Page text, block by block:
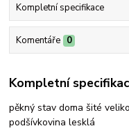
Kompletní specifikace
Komentáře 0
Kompletní
pěkný stav doma šité
podšívkovina lesklá